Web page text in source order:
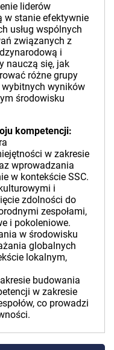
liderów
w stanie efektywnie
usług wspólnych
związanych z
i
nauczą się, jak
różne grupy
wyników
środowisku
kompetencji:
w zakresie
wprowadzania
w kontekście SSC.
i
zdolności do
zespołami,
i pokoleniowe.
w środowisku
globalnych
lokalnym,
budowania
w zakresie
co prowadzi